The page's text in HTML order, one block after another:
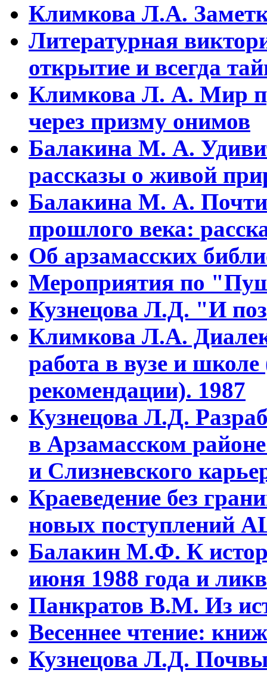
Климкова Л.А.
Литературная
открытие и всегда
Климкова Л. А. Мир
через призму онимов
Балакина М. А.
рассказы о живой
Балакина М. А. Почти
прошлого века:
Об арзамасских
Мероприятия по
Кузнецова Л.Д. "И
Климкова Л.А.
работа в вузе и
рекомендации). 1987
Кузнецова Л.Д.
в Арзамасском
и Слизневского
Краеведение без
новых поступлений
Балакин М.Ф. К
июня 1988 года и
Панкратов В.М. Из
Весеннее чтение:
Кузнецова Л.Д. Почвы